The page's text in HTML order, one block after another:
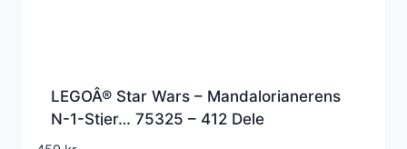
LEGOÂ® Star Wars – Mandalorianerens
N-1-Stjer… 75325 – 412 Dele